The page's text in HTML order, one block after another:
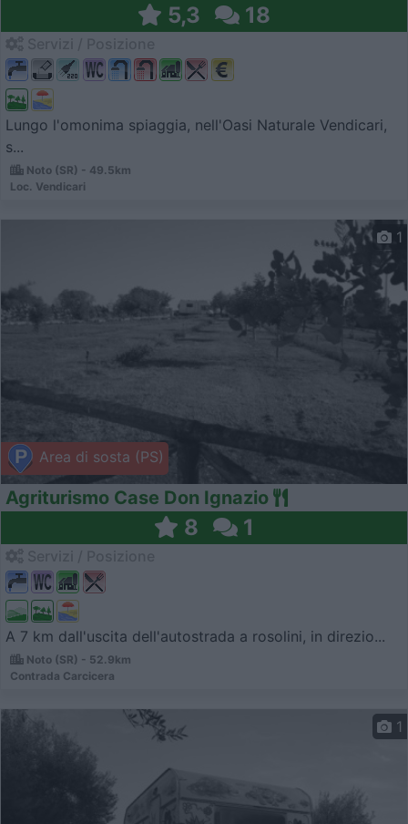
5,3 18
Lungo l'omonima spiaggia, nell'Oasi Naturale Vendicari,
s...
Noto (SR) - 49.5km
Loc. Vendicari
Area di sosta (PS)
1
Agriturismo Case Don Ignazio
8 1
A 7 km dall'uscita dell'autostrada a rosolini, in direzio...
Noto (SR) - 52.9km
Contrada Carcicera
1